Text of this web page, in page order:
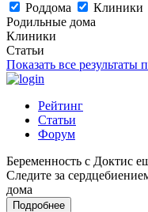
Роддома Клиники
Родильные дома
Клиники
Статьи
Показать все результаты
Рейтинг
Статьи
Форум
Беременность с Доктис
Следите за
дома
Подробнее